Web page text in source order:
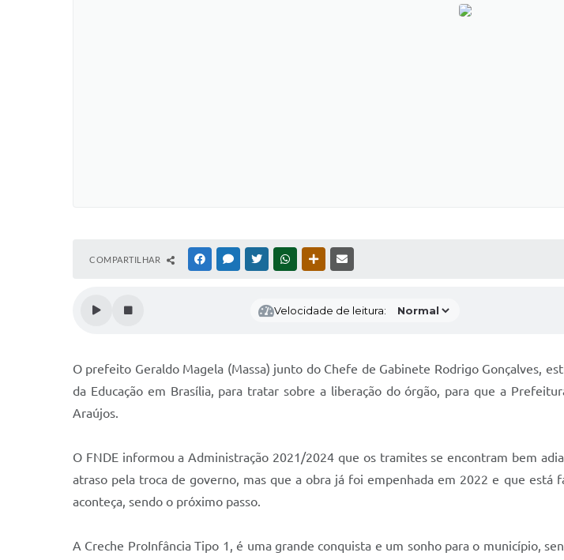
COMPARTILHAR FACEBOOKMESSENGER
TWITTERWHATSAPPOUTRAS MÍDIAS
Velocidade de leitura:
O prefeito Geraldo Magela (Massa) junto do Chefe de Gabinete Rodrigo Gonçalves,
da Educação em Brasília, para tratar sobre a liberação do órgão, para que a
Araújos.
O FNDE informou a Administração 2021/2024 que os tramites se encontram bem
atraso pela troca de governo, mas que a obra já foi empenhada em 2022 e que está
aconteça, sendo o próximo passo.
A Creche ProInfância Tipo 1, é uma grande conquista e um sonho para o município,